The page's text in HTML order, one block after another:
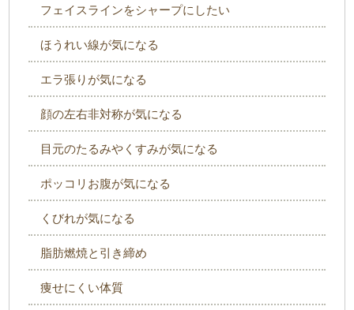
フェイスラインをシャープにしたい
ほうれい線が気になる
エラ張りが気になる
顔の左右非対称が気になる
目元のたるみやくすみが気になる
ポッコリお腹が気になる
くびれが気になる
脂肪燃焼と引き締め
痩せにくい体質